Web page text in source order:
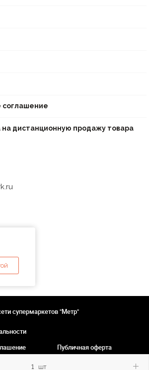
шт
соглашение
на дистанционную продажу товара
супермаркетов "Метр"
Публичная оферта